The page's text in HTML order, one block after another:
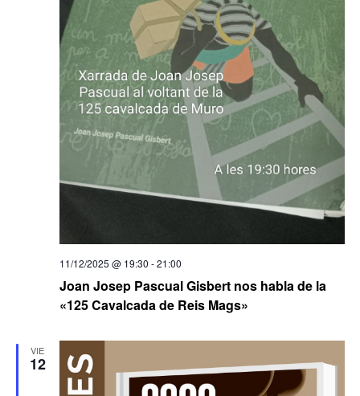
Joan Josep Pascual Gisbert nos habla de la
«125 Cavalcada de Reis Mags»
11/12/2025 @ 19:30 -21:00
VIE
12